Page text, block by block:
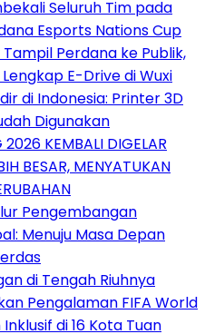
Seluruh Tim pada
Esports Nations Cup
Perdana ke Publik,
E-Drive di Wuxi
di Indonesia: Printer 3D
Digunakan
KEMBALI DIGELAR
BESAR, MENYATUKAN
Pengembangan
Menuju Masa Depan
di Tengah Riuhnya
Pengalaman FIFA World
di 16 Kota Tuan